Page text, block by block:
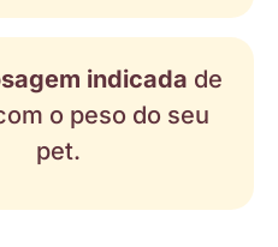
indicada de
o peso do seu
pet.